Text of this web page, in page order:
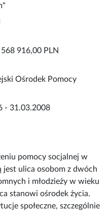
916,00 PLN
Ośrodek Pomocy
- 31.03.2008
pomocy socjalnej w
jest ulica osobom z dwóch
i młodzieży w wieku
stanowi ośrodek życia.
społeczne, szczególnie